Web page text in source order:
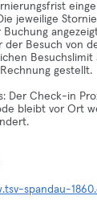
jeweilige
Buchung
der Besuch von
Besuchslimit
gestellt.
Der Check-in
bleibt vor Ort
spandau-